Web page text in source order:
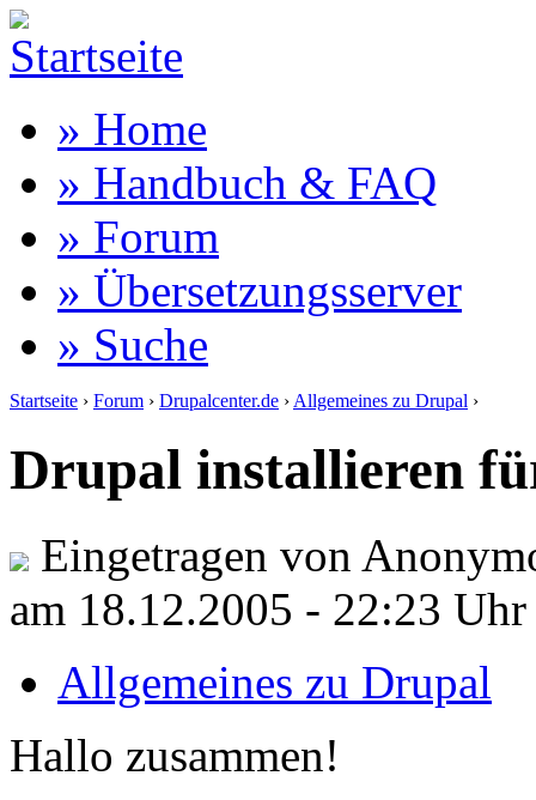
» Home
» Handbuch & FAQ
» Forum
» Übersetzungsserver
» Suche
Startseite › Forum › Drupalcenter.de › Allgemeines zu Drupal ›
Drupal installieren
Eingetragen von
am 18.12.2005 - 22:23 Uhr
Allgemeines zu Drupal
Hallo zusammen!